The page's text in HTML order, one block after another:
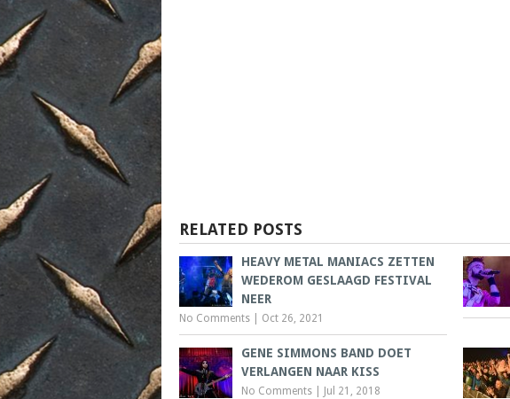
RELATED POSTS
HEAVY METAL MANIACS ZETTEN
WEDEROM GESLAAGD FESTIVAL
NEER
No Comments Oct 26, 2021
GENE SIMMONS BAND DOET
VERLANGEN NAAR KISS
No Comments Jul 21, 2018